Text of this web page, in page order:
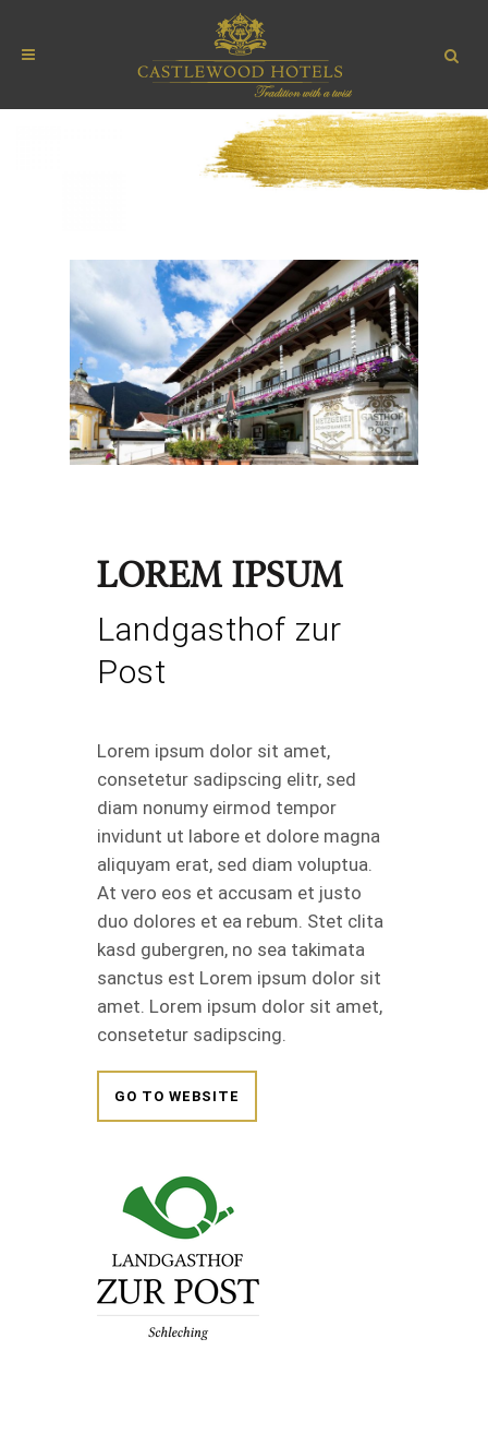
LOREM IPSUM
Landgasthof zur
Post
Lorem ipsum dolor sit amet,
consetetur sadipscing elitr, sed
diam nonumy eirmod tempor
invidunt ut labore et dolore magna
aliquyam erat, sed diam voluptua.
At vero eos et accusam et justo
duo dolores et ea rebum. Stet clita
kasd gubergren, no sea takimata
sanctus est Lorem ipsum dolor sit
amet. Lorem ipsum dolor sit amet,
consetetur sadipscing.
GO TO WEBSITE